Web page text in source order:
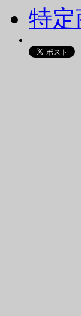
特